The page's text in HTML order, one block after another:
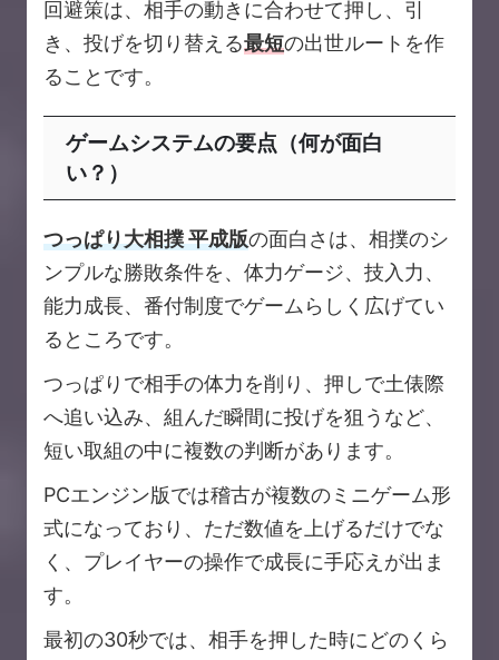
回避策は、相手の動きに合わせて押し、引
き、投げを切り替える最短の出世ルートを作
ることです。
ゲームシステムの要点（何が面白
い？）
つっぱり大相撲 平成版の面白さは、相撲のシ
ンプルな勝敗条件を、体力ゲージ、技入力、
能力成長、番付制度でゲームらしく広げてい
るところです。
つっぱりで相手の体力を削り、押しで土俵際
へ追い込み、組んだ瞬間に投げを狙うなど、
短い取組の中に複数の判断があります。
PCエンジン版では稽古が複数のミニゲーム形
式になっており、ただ数値を上げるだけでな
く、プレイヤーの操作で成長に手応えが出ま
す。
最初の30秒では、相手を押した時にどのくら